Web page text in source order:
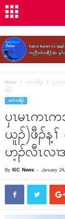
Home တၢ်ကစီၣ်
ၦၤမ
အိၣ်
တၢ်ကစီၣ်
ၦၤမၤကၤ
ယူၣ်)ဖီၣ်န့
ဟ့ၣ်လီၤလ
By KIC News - January